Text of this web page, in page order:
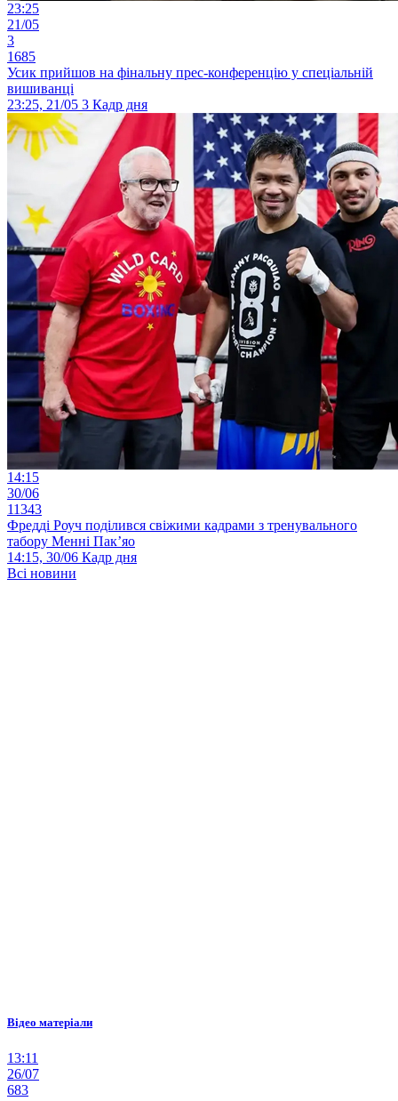
23:25
21/05
3
1685
Усик прийшов на фінальну прес-конференцію у спеціальній
вишиванці
23:25, 21/05 3 Кадр дня
14:15
30/06
11343
Фредді Роуч поділився свіжими кадрами з тренувального
табору Менні Пак’яо
14:15, 30/06 Кадр дня
Всі новини
Відео матеріали
13:11
26/07
683